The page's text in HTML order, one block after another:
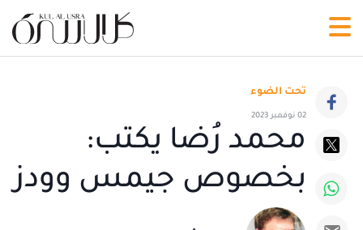
تحت الضوء
02 نوفمبر 2023
محمد رُضا يكتب:
بخصوص ‪جيمس وودز